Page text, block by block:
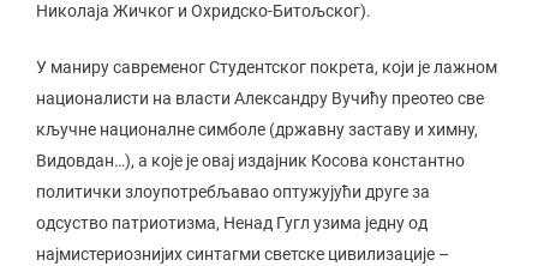
Николаја Жичког и Охридско-Битољског).
У маниру савременог Студентског покрета, који је лажном
националисти на власти Александру Вучићу преотео све
кључне националне симболе (државну заставу и химну,
Видовдан…), а које је овај издајник Косова константно
политички злоупотребљавао оптужујући друге за
одсуство патриотизма, Ненад Гугл узима једну од
најмистериознијих синтагми светске цивилизације –